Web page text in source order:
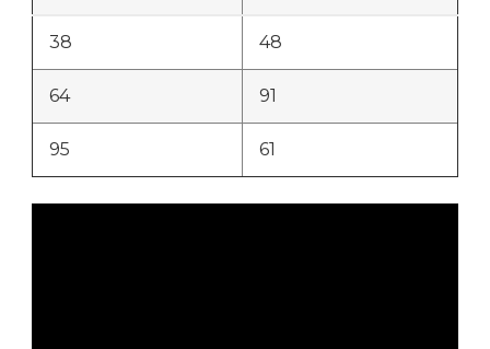
38 48
64 91
95 61